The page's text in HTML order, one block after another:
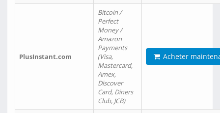
PlusInstant.com
Bitcoin /
Perfect
Money /
Amazon
Payments
(Visa,
Mastercard,
Amex,
Discover
Card, Diners
Club, JCB)
Acheter